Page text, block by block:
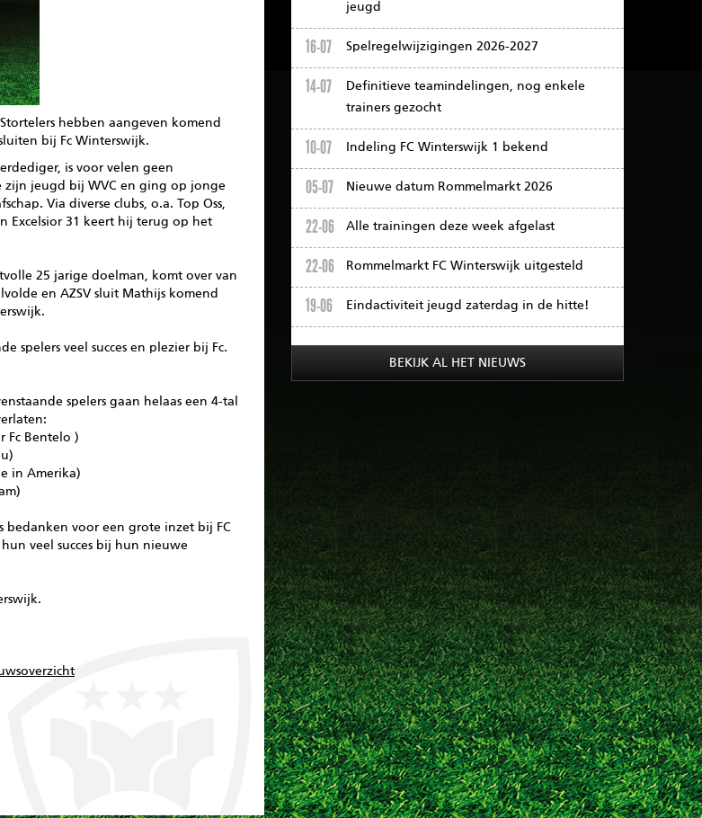
hebben aangeven komend
bij Fc Winterswijk.
is voor velen geen
zijn jeugd bij WVC en ging op jonge
Via diverse clubs, o.a. Top Oss,
Excelsior 31 keert hij terug op het
25 jarige doelman, komt over van
en AZSV sluit Mathijs komend
spelers veel succes en plezier bij Fc.
spelers gaan helaas een 4-tal
Fc Bentelo )
in Amerika)
bedanken voor een grote inzet bij FC
veel succes bij hun nieuwe
jeugd
16-07 Spelregelwijzigingen 2026-2027
14-07
Definitieve teamindelingen, nog enkele
trainers gezocht
10-07 Indeling FC Winterswijk 1 bekend
05-07 Nieuwe datum Rommelmarkt 2026
22-06 Alle trainingen deze week afgelast
22-06 Rommelmarkt FC Winterswijk uitgesteld
19-06 Eindactiviteit jeugd zaterdag in de hitte!
BEKIJK AL HET NIEUWS